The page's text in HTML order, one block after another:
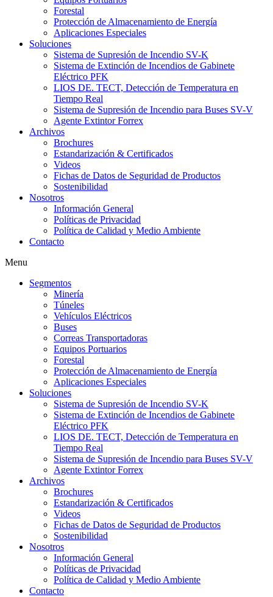
Forestal
Protección de Almacenamiento de Energía
Aplicaciones Especiales
Soluciones
Sistema de Supresión de Incendio SV-K
Sistema de Extinción de Incendios de Gabinete
Eléctrico PFK
LIOS DE. TECT, Detección de Temperatura en
Tiempo Real
Sistema de Supresión de Incendio para Buses SV-V
Agente Extintor Forrex
Archivos
Brochures
Estandarización & Certificados
Videos
Fichas de Datos de Seguridad de Productos
Sostenibilidad
Nosotros
Información General
Políticas de Privacidad
Política de Calidad y Medio Ambiente
Contacto
Menu
Segmentos
Minería
Túneles
Vehículos Eléctricos
Buses
Correas Transportadoras
Equipos Portuarios
Forestal
Protección de Almacenamiento de Energía
Aplicaciones Especiales
Soluciones
Sistema de Supresión de Incendio SV-K
Sistema de Extinción de Incendios de Gabinete
Eléctrico PFK
LIOS DE. TECT, Detección de Temperatura en
Tiempo Real
Sistema de Supresión de Incendio para Buses SV-V
Agente Extintor Forrex
Archivos
Brochures
Estandarización & Certificados
Videos
Fichas de Datos de Seguridad de Productos
Sostenibilidad
Nosotros
Información General
Políticas de Privacidad
Política de Calidad y Medio Ambiente
Contacto